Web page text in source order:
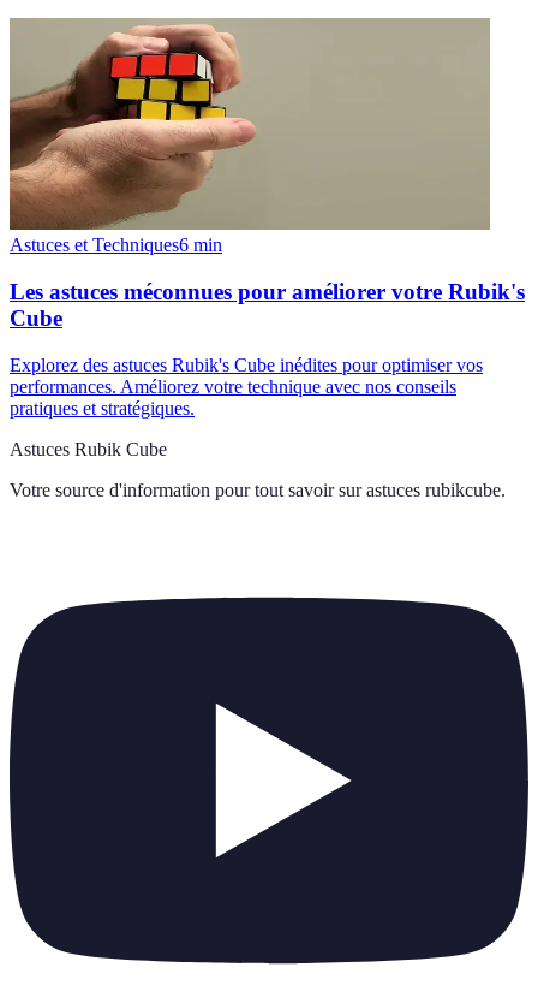
Astuces et Techniques6 min
Les astuces méconnues pour améliorer votre Rubik's
Cube
Explorez des astuces Rubik's Cube inédites pour optimiser vos
performances. Améliorez votre technique avec nos conseils
pratiques et stratégiques.
Astuces Rubik Cube
Votre source d'information pour tout savoir sur astuces rubikcube.